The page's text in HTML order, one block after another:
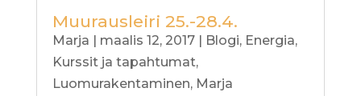
Muurausleiri 25.-28.4.
Marja maalis 12, 2017| Blogi, Energia,
Kurssit ja tapahtumat,
Luomurakentaminen, Marja